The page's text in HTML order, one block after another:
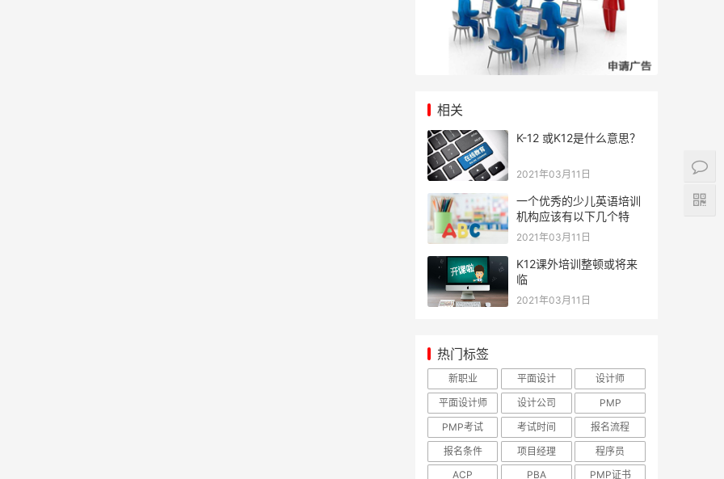
相关
K-12 或K12是什么意思？
2021年03月11日
一个优秀的少儿英语培训
机构应该有以下几个特
2021年03月11日
K12课外培训整顿或将来
临
2021年03月11日
热门标签
新职业 平面设计
设计师
平面设计师
设计公司
PMP
PMP考试
考试时间
报名流程
报名条件
项目经理
程序员
ACP
PBA
PMP证书